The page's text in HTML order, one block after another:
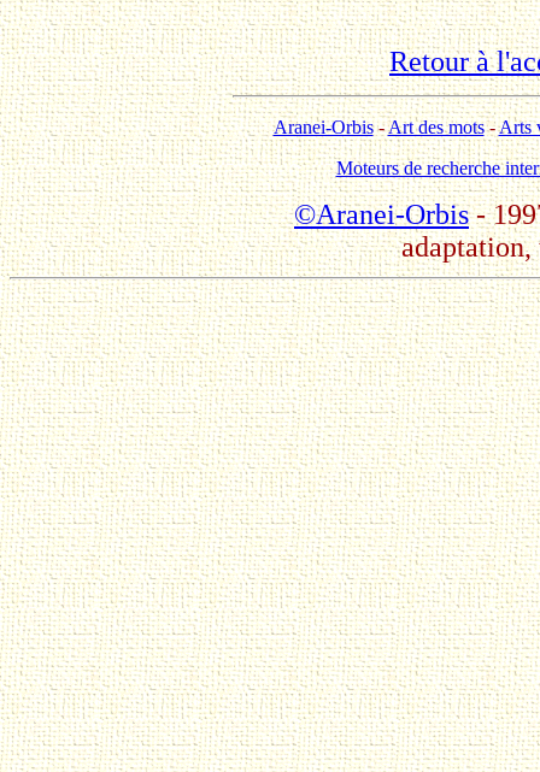
Retour à
Aranei-Orbis-Art des mots-Arts
Moteurs de recherche
©Aranei-Orbis-
adaptation,